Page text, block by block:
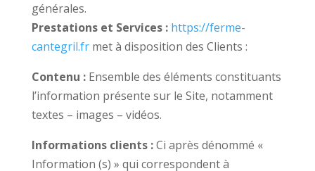
générales.
Prestations et Services : https://ferme-
cantegril.frmet à disposition des Clients :
Contenu :Ensemble des éléments constituants
l’information présente sur le Site, notamment
textes – images – vidéos.
Informations clients :Ci après dénommé «
Information (s) » qui correspondent à